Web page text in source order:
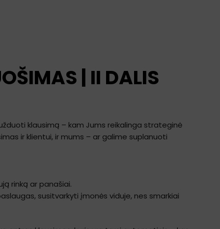
| II DALIS
klausimą – kam Jums reikalinga strateginė
ir klientui, ir mums – ar galime suplanuoti
rinką ar panašiai.
susitvarkyti įmonės viduje, nes smarkiai